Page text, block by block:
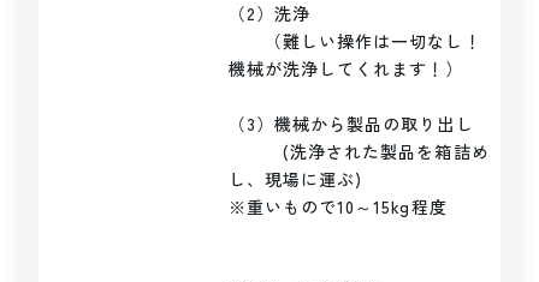
（2）洗浄
（難しい操作は一切なし！
機械が洗浄してくれます！）
（3）機械から製品の取り出し
(洗浄された製品を箱詰め
し、現場に運ぶ)
※重いもので10～15kg程度